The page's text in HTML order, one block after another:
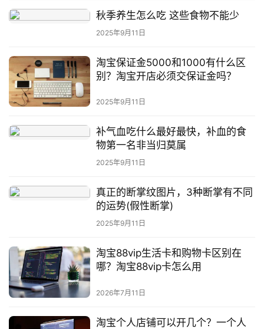
秋季养生怎么吃 这些食物不能少
2025年9月11日
淘宝保证金5000和1000有什么区
别？淘宝开店必须交保证金吗？
2025年9月11日
补气血吃什么最好最快，补血的食
物第一名非当归莫属
2025年9月11日
真正的断掌纹图片，3种断掌有不同
的运势(假性断掌)
2025年9月11日
淘宝88vip生活卡和购物卡区别在
哪？淘宝88vip卡怎么用
2026年7月11日
淘宝个人店铺可以开几个？一个人